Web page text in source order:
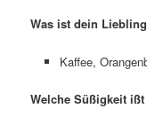
Was ist dein
Kaffee,
Welche Süßigkeit